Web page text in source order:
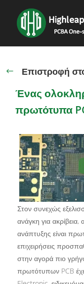
# Επιστροφή
Ένας
πρωτότυπα
Στον συνεχώς
ανάγκη για ακρίβεια,
ανάπτυξης είναι
επιχειρήσεις
στην αγορά πιο
πρωτότυπων PCB